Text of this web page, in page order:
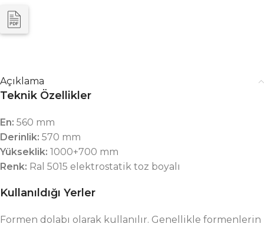
Açıklama
Teknik Özellikler
En: 560 mm
Derinlik: 570 mm
Yükseklik: 1000+700 mm
Renk: Ral 5015 elektrostatik toz boyalı
Kullanıldığı Yerler
Formen dolabı olarak kullanılır. Genellikle formenlerin